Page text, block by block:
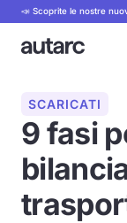
📣 Scoprite le nostre
SCARICATI
9 fasi